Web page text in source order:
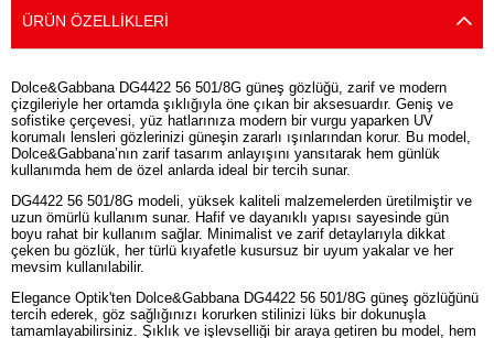
ÜRÜN ÖZELLIKLERI
Dolce&Gabbana DG4422 56 501/8G güneş gözlüğü, zarif ve modern
çizgileriyle her ortamda şıklığıyla öne çıkan bir aksesuardır. Geniş ve
sofistike çerçevesi, yüz hatlarınıza modern bir vurgu yaparken UV
korumalı lensleri gözlerinizi güneşin zararlı ışınlarından korur. Bu model,
Dolce&Gabbana’nın zarif tasarım anlayışını yansıtarak hem günlük
kullanımda hem de özel anlarda ideal bir tercih sunar.
DG4422 56 501/8G modeli, yüksek kaliteli malzemelerden üretilmiştir ve
uzun ömürlü kullanım sunar. Hafif ve dayanıklı yapısı sayesinde gün
boyu rahat bir kullanım sağlar. Minimalist ve zarif detaylarıyla dikkat
çeken bu gözlük, her türlü kıyafetle kusursuz bir uyum yakalar ve her
mevsim kullanılabilir.
Elegance Optik'ten Dolce&Gabbana DG4422 56 501/8G güneş gözlüğünü
tercih ederek, göz sağlığınızı korurken stilinizi lüks bir dokunuşla
tamamlayabilirsiniz. Şıklık ve işlevselliği bir araya getiren bu model, hem